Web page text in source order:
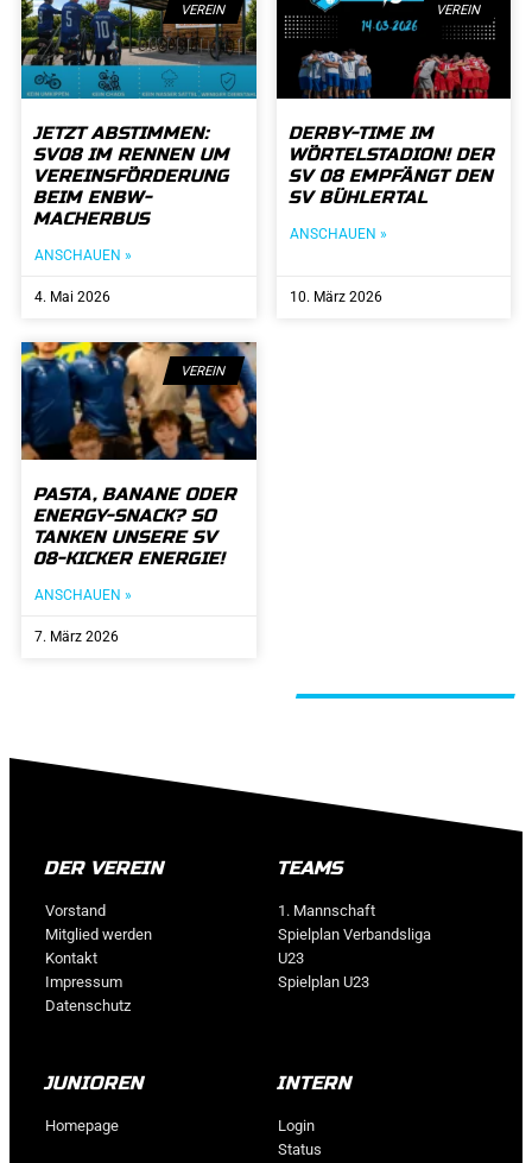
VEREIN
JETZT ABSTIMMEN:
SV08 IM RENNEN UM
VEREINSFÖRDERUNG
BEIM ENBW-
MACHERBUS
ANSCHAUEN »
4. Mai 2026
VEREIN
DERBY-TIME IM
WÖRTELSTADION! DER
SV 08 EMPFÄNGT DEN
SV BÜHLERTAL
ANSCHAUEN »
10. März 2026
VEREIN
PASTA, BANANE ODER
ENERGY-SNACK? SO
TANKEN UNSERE SV
08-KICKER ENERGIE!
ANSCHAUEN »
7. März 2026
DER VEREIN
Vorstand
Mitglied werden
Kontakt
Impressum
Datenschutz
TEAMS
1. Mannschaft
Spielplan Verbandsliga
U23
Spielplan U23
JUNIOREN
Homepage
INTERN
Login
Status